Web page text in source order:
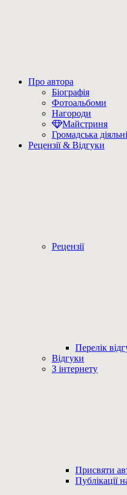
Про автора
Біографія
Фотоальбоми
Нагороди
Майстриня
Громадська
Рецензії & Відгуки
Рецензії
Перелік
Відгуки
З інтернету
Присвяти
Публікації